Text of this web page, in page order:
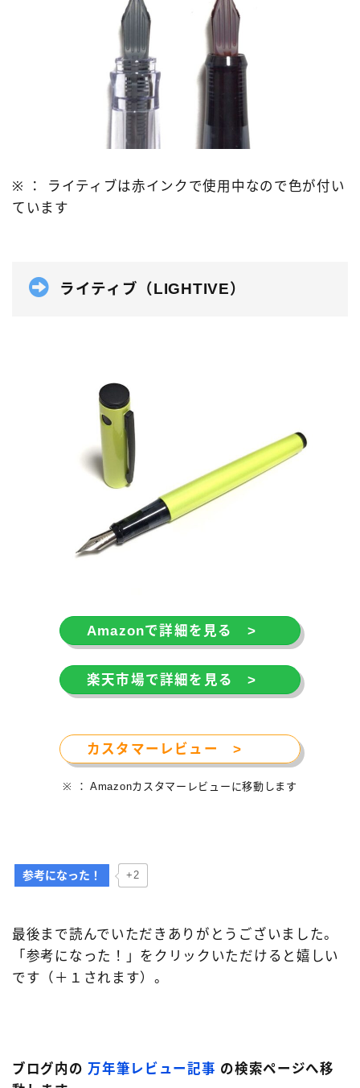
※ ： ライティブは赤インクで使用中なので色が付い
ています
ライティブ（LIGHTIVE）
Amazonで詳細を見る >
楽天市場で詳細を見る >
カスタマーレビュー >
※ ： Amazonカスタマーレビューに移動します
参考になった！ +2
最後まで読んでいただきありがとうございました。
「参考になった！」をクリックいただけると嬉しい
です（＋１されます）。
ブログ内の 万年筆レビュー記事 の検索ページへ移